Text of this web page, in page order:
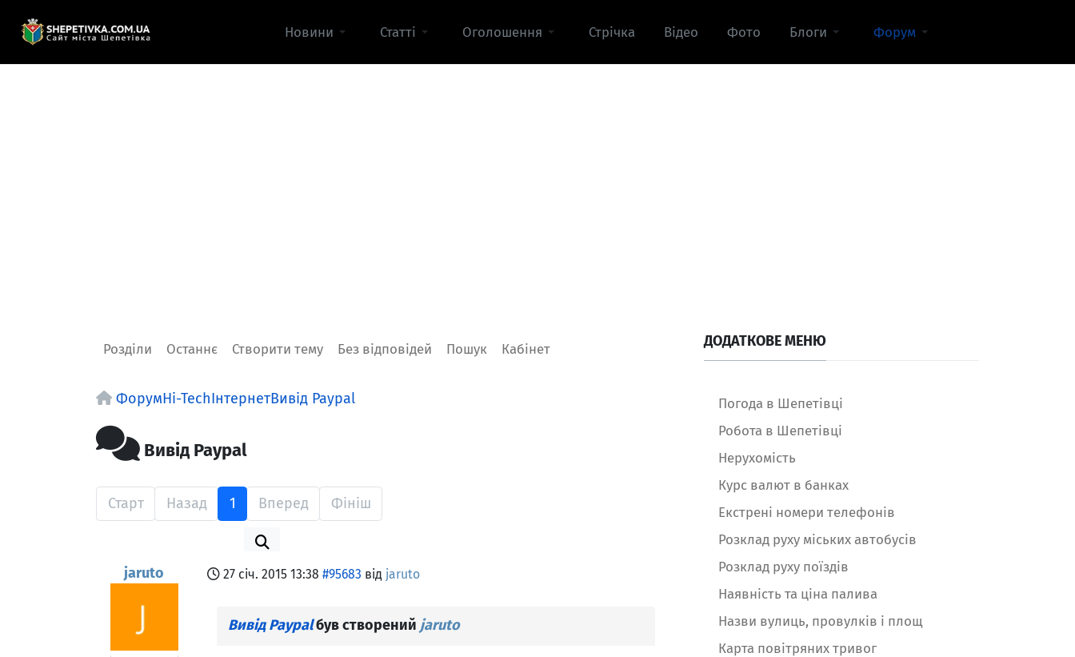
Новини Статті Оголошення Стрічка Відео Фото Блоги Форум
Розділи Останнє Створити тему Без відповідей Пошук Кабінет
ФорумHi-TechІнтернетВивід Paypal
Вивід Paypal
Старт Назад 1 Вперед Фініш
jaruto 27 січ. 2015 13:38 #95683 від jaruto
Вивід Paypalбув створений jaruto
ДОДАТКОВЕ МЕНЮ
Погода в Шепетівці
Робота в Шепетівці
Нерухомість
Курс валют в банках
Екстрені номери телефонів
Розклад руху міських автобусів
Розклад руху поїздів
Наявність та ціна палива
Назви вулиць, провулків і площ
Карта повітряних тривог